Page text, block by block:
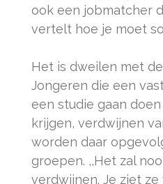
ook een jobmatcher
vertelt hoe je moet
Het is dweilen met
Jongeren die een
een studie gaan
krijgen, verdwijnen
worden daar
groepen. ,,Het zal
verdwijnen. Je ziet